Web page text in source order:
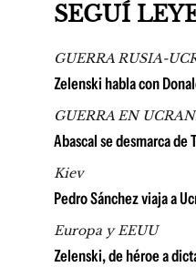
SEGUÍ
GUERRA RUSIA-
Zelenski habla con
GUERRA EN
Abascal se desmarca
Kiev
Pedro Sánchez viaja a
Europa y EEUU
Zelenski, de héroe a